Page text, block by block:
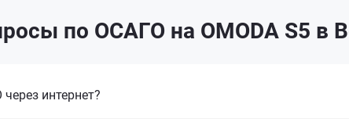
по ОСАГО на OMODA S5 в
интернет?